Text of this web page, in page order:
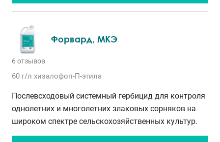
Форвард, МКЭ
6 отзывов
60 г/л хизалофоп-П-этила
Послевсходовый системный гербицид для контроля
однолетних и многолетних злаковых сорняков на
широком спектре сельскохозяйственных культур.